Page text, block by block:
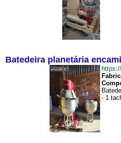
Batedeira planetária
- 1